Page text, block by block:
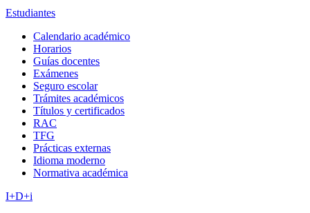
Estudiantes
Calendario académico
Horarios
Guías docentes
Exámenes
Seguro escolar
Trámites académicos
Títulos y certificados
RAC
TFG
Prácticas externas
Idioma moderno
Normativa académica
I+D+i